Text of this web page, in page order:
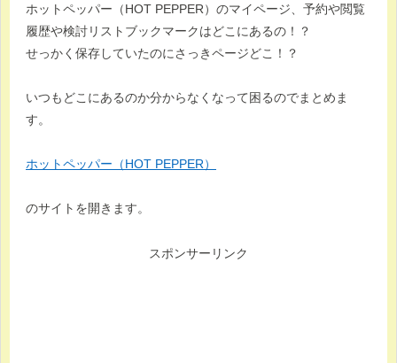
ホットペッパー（HOT PEPPER）のマイページ、予約や閲覧
履歴や検討リストブックマークはどこにあるの！？
せっかく保存していたのにさっきページどこ！？
いつもどこにあるのか分からなくなって困るのでまとめま
す。
ホットペッパー（HOT PEPPER）
のサイトを開きます。
スポンサーリンク